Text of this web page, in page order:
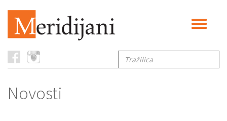
Toggle
Tražilica
Novosti